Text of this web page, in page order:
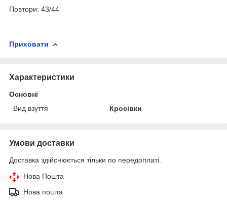
Повтори: 43/44
Приховати
Характеристики
Основні
Вид взуття
Кросівки
Умови доставки
Доставка здійснюється тільки по передоплаті.
Нова Пошта
Нова пошта